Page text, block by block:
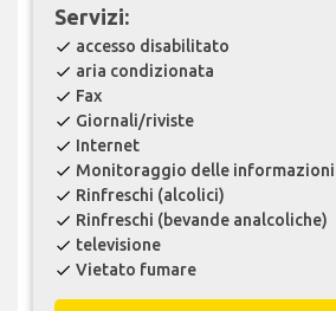
Servizi:
check accesso disabilitato
check aria condizionata
check Fax
check Giornali/riviste
check Internet
check Monitoraggio delle
check Rinfreschi (alcolici)
check Rinfreschi (bevande analcoliche)
check televisione
check Vietato fumare